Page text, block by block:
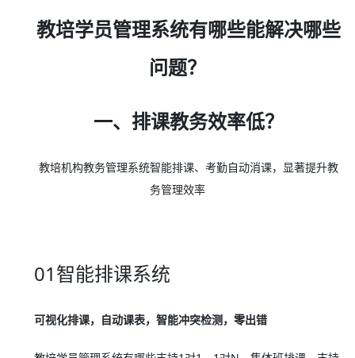
教培学员管理系统有哪些能解决哪些
问题？
一、排课教务效率低？
教培机构教务管理系统智能排课、考勤自动消课，显著提升教
务管理效率
01智能排课系统
可视化排课，自动课表，智能冲突检测，零出错